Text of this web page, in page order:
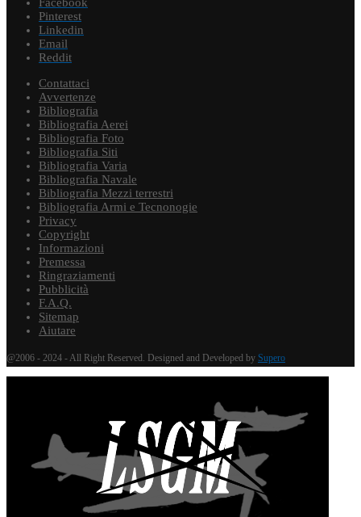
Facebook
Pinterest
Linkedin
Email
Reddit
Contattaci
Avvertenze
Bibliografia
Bibliografia Aerei
Bibliografia Foto
Bibliografia Siti
Bibliografia Varia
Bibliografia Navale
Bibliografia Mezzi terrestri
Bibliografia Armi e Tecnonogie
Privacy
Copyright
Informazioni
Premessa
Ringraziamenti
Pubblicità
F.A.Q.
Sitemap
Aiutare
@2006 - 2024 - All Right Reserved. Designed and Developed by Supero